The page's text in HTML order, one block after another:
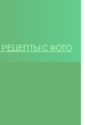
С ФОТО